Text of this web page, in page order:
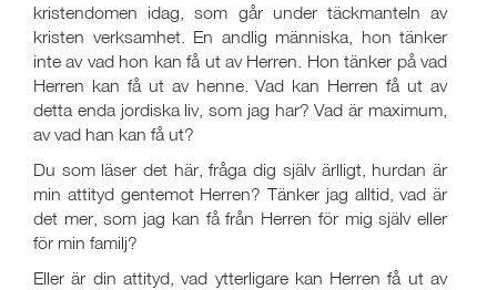
kristendomen idag, som går under täckmanteln av
kristen verksamhet. En andlig människa, hon tänker
inte av vad hon kan få ut av Herren. Hon tänker på vad
Herren kan få ut av henne. Vad kan Herren få ut av
detta enda jordiska liv, som jag har? Vad är maximum,
av vad han kan få ut?
Du som läser det här, fråga dig själv ärlligt, hurdan är
min attityd gentemot Herren? Tänker jag alltid, vad är
det mer, som jag kan få från Herren för mig själv eller
för min familj?
Eller är din attityd, vad ytterligare kan Herren få ut av